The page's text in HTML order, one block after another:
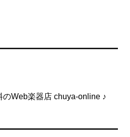
Web楽器店 chuya-online ♪